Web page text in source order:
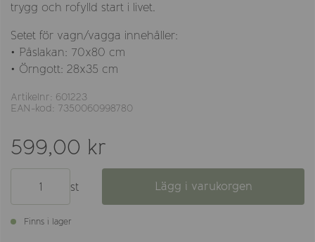
trygg och rofylld start i livet.
Setet för vagn/vagga innehåller:
• Påslakan: 70x80 cm
• Örngott: 28x35 cm
Artikelnr: 601223
EAN-kod: 7350060998780
599,00 kr
st Lägg i varukorgen
Finns i lager